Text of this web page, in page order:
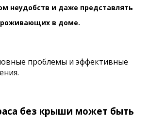
неудобств и даже представлять
в доме.
проблемы и эффективные
без крыши может быть